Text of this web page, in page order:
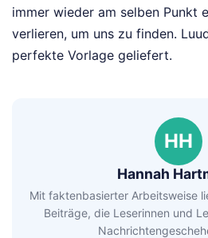
immer wieder am selben Punkt
verlieren, um uns zu finden.
perfekte Vorlage geliefert.
HH
Hannah
Mit faktenbasierter Arbeitsweise
Beiträge, die Leserinnen und